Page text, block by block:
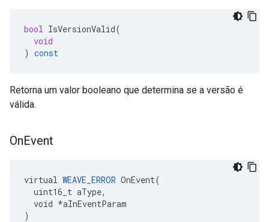
bool IsVersionValid(
void
) const
Retorna um valor booleano que determina se a versão é
válida.
OnEvent
virtual WEAVE_ERROR OnEvent(
  uint16_t aType,
  void *aInEventParam
)